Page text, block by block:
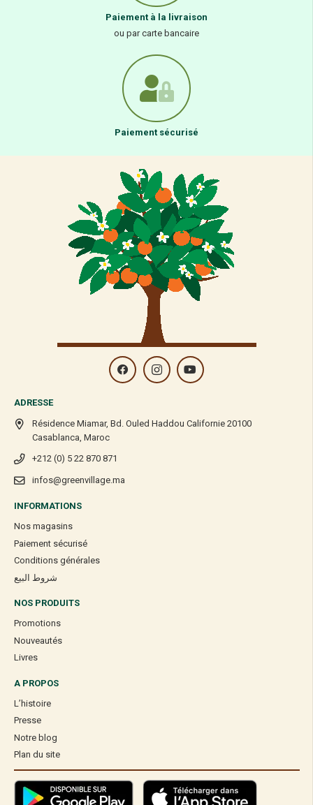
Paiement à la livraison
ou par carte bancaire
Paiement sécurisé
ADRESSE
Résidence Miamar, Bd. Ouled Haddou Californie 20100
Casablanca, Maroc
+212 (0) 5 22 870 871
infos@greenvillage.ma
INFORMATIONS
Nos magasins
Paiement sécurisé
Conditions générales
شروط البيع
NOS PRODUITS
Promotions
Nouveautés
Livres
A PROPOS
L’histoire
Presse
Notre blog
Plan du site